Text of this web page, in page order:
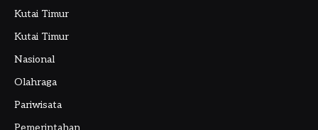
Kutai Timur
Kutai Timur
Nasional
Olahraga
Pariwisata
Pemerintahan